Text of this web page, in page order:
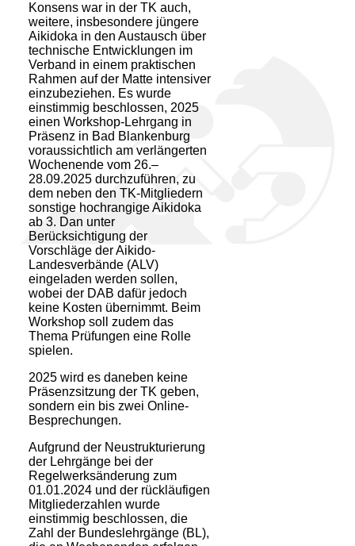
Konsens war in der TK auch,
weitere, insbesondere jüngere
Aikidoka in den Austausch über
techni­sche Entwicklungen im
Verband in einem praktischen
Rahmen auf der Matte intensiver
einzu­beziehen. Es wurde
einstimmig beschlossen, 2025
einen Workshop-Lehrgang in
Präsenz in Bad Blankenburg
voraussichtlich am verlängerten
Wochenende vom 26.–
28.09.2025 durchzu­führen, zu
dem neben den TK-Mitgliedern
sonstige hochrangige Aikidoka
ab 3. Dan unter
Berücksichtigung der
Vorschläge der Aikido-
Landesverbände (ALV)
eingeladen werden sollen,
wobei der DAB dafür jedoch
keine Kosten übernimmt. Beim
Workshop soll zudem das
Thema Prüfungen eine Rolle
spielen.
2025 wird es daneben keine
Präsenzsitzung der TK geben,
sondern ein bis zwei Online-
Bespre­chungen.
Aufgrund der Neustrukturierung
der Lehrgänge bei der
Regelwerksänderung zum
01.01.2024 und der rückläufigen
Mitgliederzahlen wurde
einstimmig beschlossen, die
Zahl der Bundes­lehrgänge (BL),